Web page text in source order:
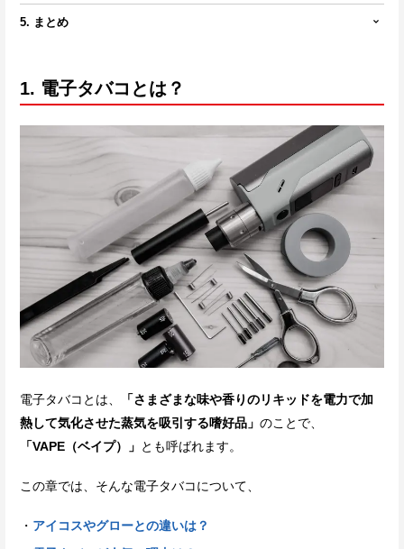
5. まとめ
1. 電子タバコとは？
電子タバコとは、
「さまざまな味や香りのリキッドを電力で加
熱して気化させた蒸気を吸引する嗜好品」 のことで、
「VAPE（ベイプ）」 とも呼ばれます。
この章では、そんな電子タバコについて、
アイコスやグローとの違いは？